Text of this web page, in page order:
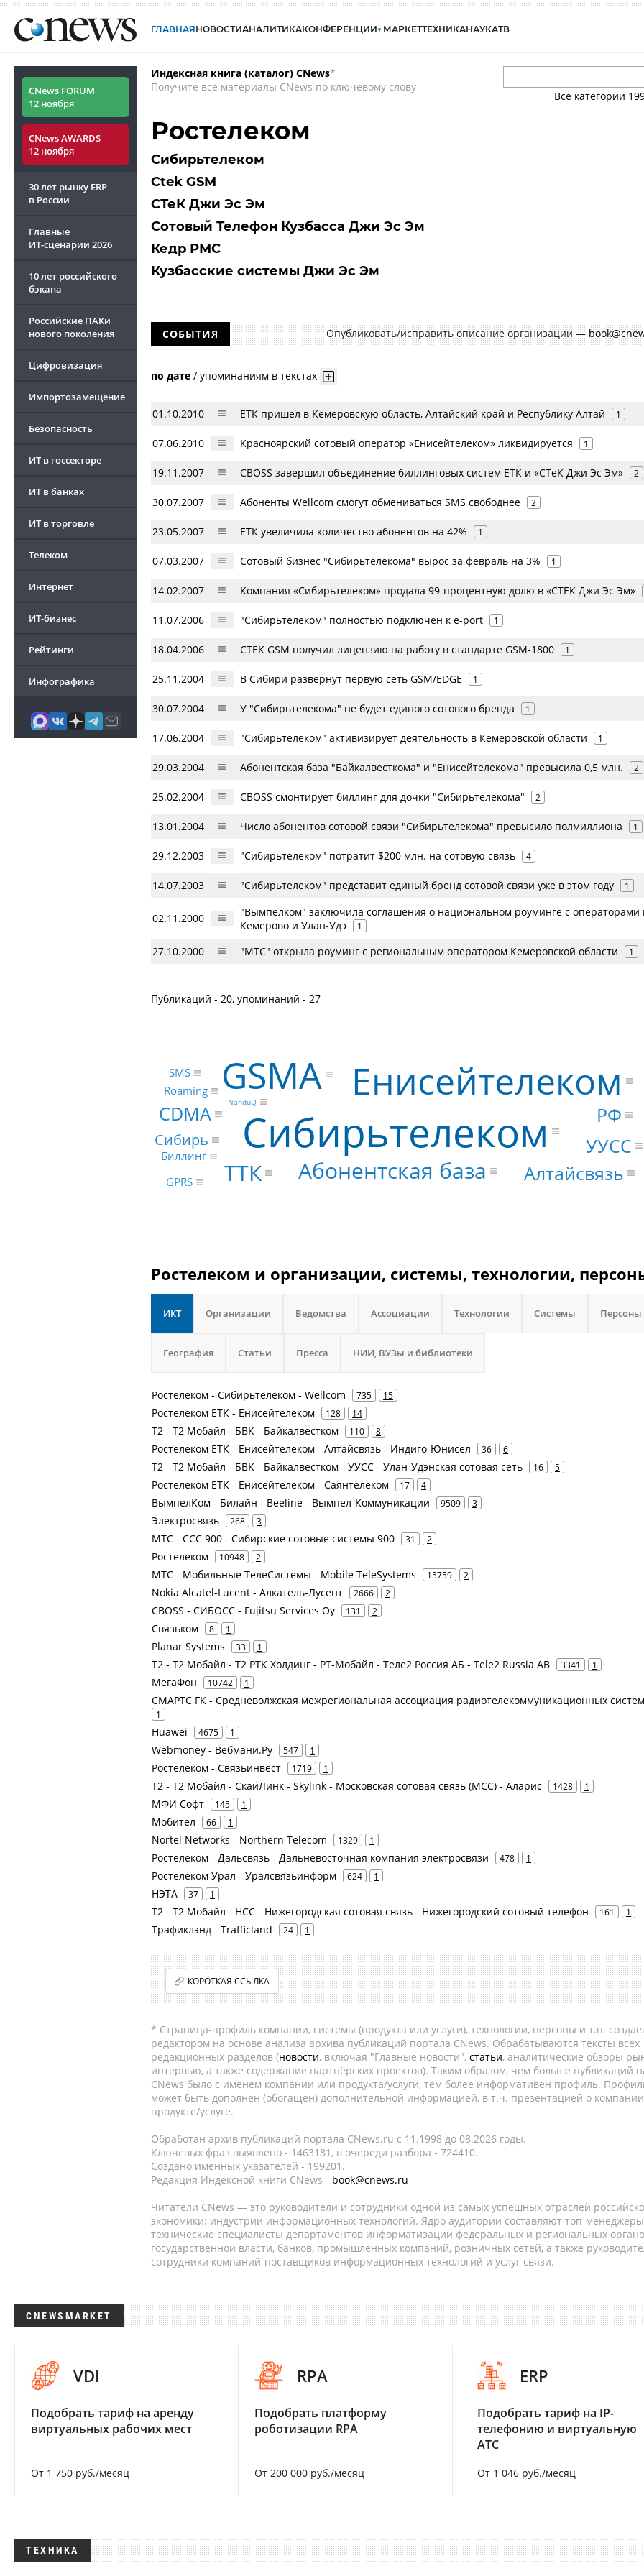
ГЛАВНАЯНОВОСТИАНАЛИТИКАКОНФЕРЕНЦИИ МАРКЕТТЕХНИКАНАУКАТВ
CNews FORUM
12 ноября
CNews AWARDS
12 ноября
30 лет рынку ERP
в России
Главные
ИТ-сценарии 2026
10 лет российского
бэкапа
Российские ПАКи
нового поколения
Цифровизация
Импортозамещение
Безопасность
ИТ в госсекторе
ИТ в банках
ИТ в торговле
Телеком
Интернет
ИТ-бизнес
Рейтинги
Инфографика
Индексная книга (каталог) CNews*
Получите все материалы CNews по ключевому слову
Все категории
Ростелеком
Сибирьтелеком
Сtek GSM
СТеК Джи Эс Эм
Сотовый Телефон Кузбасса Джи Эс Эм
Кедр РМС
Кузбасские системы Джи Эс Эм
СОБЫТИЯ Опубликовать/исправить описание организации —
по дате / упоминаниям в текстах
01.10.2010 ЕТК пришел в Кемеровскую область, Алтайский край и Республику Алтай 1
07.06.2010 Красноярский сотовый оператор «Енисейтелеком» ликвидируется 1
19.11.2007 CBOSS завершил объединение биллинговых систем ЕТК и «СТеК Джи Эс Эм» 2
30.07.2007 Абоненты Wellcom смогут обмениваться SMS свободнее 2
23.05.2007 ЕТК увеличила количество абонентов на 42% 1
07.03.2007 Сотовый бизнес "Сибирьтелекома" вырос за февраль на 3% 1
14.02.2007 Компания «Сибирьтелеком» продала 99-процентную долю в «СТЕК Джи Эс Эм»
11.07.2006 "Сибирьтелеком" полностью подключен к e-port 1
18.04.2006 СТЕК GSM получил лицензию на работу в стандарте GSM-1800 1
25.11.2004 В Сибири развернут первую сеть GSM/EDGE 1
30.07.2004 У "Сибирьтелекома" не будет единого сотового бренда 1
17.06.2004 "Сибирьтелеком" активизирует деятельность в Кемеровской области 1
29.03.2004 Абонентская база "Байкалвесткома" и "Енисейтелекома" превысила 0,5 млн. 2
25.02.2004 CBOSS смонтирует биллинг для дочки "Сибирьтелекома" 2
13.01.2004 Число абонентов сотовой связи "Сибирьтелекома" превысило полмиллиона 1
29.12.2003 "Сибирьтелеком" потратит $200 млн. на сотовую связь 4
14.07.2003 "Сибирьтелеком" представит единый бренд сотовой связи уже в этом году 1
02.11.2000
"Вымпелком" заключила соглашения о национальном роуминге с операторами
Кемерово и Улан-Удэ
1
27.10.2000 "МТС" открыла роуминг с региональным оператором Кемеровской области 1
Публикаций - 20, упоминаний - 27
Сибирьтелеком
Енисейтелеком
GSMA
ТТК Абонентская база Алтайсвязь
УУСС
CDMA РФ
Сибирь
SMS
Roaming
Биллинг
GPRS
NanduQ
Ростелеком и организации, системы, технологии,
ИКТ Организации Ведомства Ассоциации Технологии Системы Персоны
География Статьи Пресса НИИ, ВУЗы и библиотеки
Ростелеком - Сибирьтелеком - Wellcom 735 15
Ростелеком ЕТК - Енисейтелеком 128 14
Т2 - Т2 Мобайл - БВК - Байкалвестком 110 8
Ростелеком ЕТК - Енисейтелеком - Алтайсвязь - Индиго-Юнисел 36 6
Т2 - Т2 Мобайл - БВК - Байкалвестком - УУСС - Улан-Удэнская сотовая сеть 16 5
Ростелеком ЕТК - Енисейтелеком - Саянтелеком 17 4
ВымпелКом - Билайн - Beeline - Вымпел-Коммуникации 9509 3
Электросвязь 268 3
МТС - ССС 900 - Сибирские сотовые системы 900 31 2
Ростелеком 10948 2
МТС - Мобильные ТелеСистемы - Mobile TeleSystems 15759 2
Nokia Alcatel-Lucent - Алкатель-Лусент 2666 2
CBOSS - СИБОСС - Fujitsu Services Oy 131 2
Связьком 8 1
Planar Systems 33 1
Т2 - Т2 Мобайл - Т2 РТК Холдинг - РТ-Мобайл - Теле2 Россия АБ - Tele2 Russia AB 3341 1
МегаФон 10742 1
СМАРТС ГК - Средневолжская межрегиональная ассоциация радиотелекоммуникационных систем
1
Huawei 4675 1
Webmoney - Вебмани.Ру 547 1
Ростелеком - Связьинвест 1719 1
Т2 - Т2 Мобайл - СкайЛинк - Skylink - Московская сотовая связь (МСС) - Аларис 1428 1
МФИ Софт 145 1
Мобител 66 1
Nortel Networks - Northern Telecom 1329 1
Ростелеком - Дальсвязь - Дальневосточная компания электросвязи 478 1
Ростелеком Урал - Уралсвязьинформ 624 1
НЭТА 37 1
Т2 - Т2 Мобайл - НСС - Нижегородская сотовая связь - Нижегородский сотовый телефон 161 1
Трафиклэнд - Trafficland 24 1
КОРОТКАЯ ССЫЛКА
* Страница-профиль компании, системы (продукта или услуги), технологии, персоны и т.п.
редактором на основе анализа архива публикаций портала CNews. Обрабатываются тексты всех
редакционных разделов (новости, включая "Главные новости", статьи, аналитические обзоры
интервью, а также содержание партнёрских проектов). Таким образом, чем больше публикаций
CNews было с именем компании или продукта/услуги, тем более информативен профиль.
может быть дополнен (обогащен) дополнительной информацией, в т.ч. презентацией о
продукте/услуге.
Обработан архив публикаций портала CNews.ru c 11.1998 до 08.2026 годы.
Ключевых фраз выявлено - 1463181, в очереди разбора - 724410.
Создано именных указателей - 199201.
Редакция Индексной книги CNews - book@cnews.ru
Читатели CNews — это руководители и сотрудники одной из самых успешных отраслей
экономики: индустрии информационных технологий. Ядро аудитории составляют топ-
технические специалисты департаментов информатизации федеральных и региональных
государственной власти, банков, промышленных компаний, розничных сетей, а также
сотрудники компаний-поставщиков информационных технологий и услуг связи.
CNEWSMARKET
VDI
Подобрать тариф на аренду
виртуальных рабочих мест
От 1 750 руб./месяц
RPA
Подобрать платформу
роботизации RPA
От 200 000 руб./месяц
ERP
Подобрать тариф на IP-
телефонию и виртуальную
АТС
От 1 046 руб./месяц
ТЕХНИКА